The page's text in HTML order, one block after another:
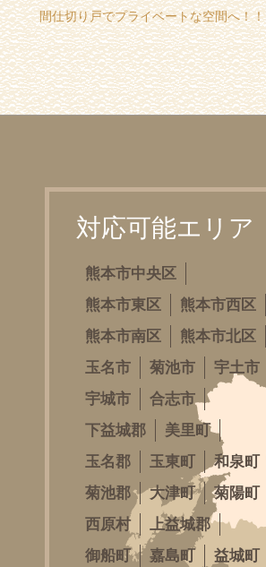
間仕切り戸でプライベートな空間へ！！
対応可能エリア
熊本市中央区
熊本市東区
熊本市西区
熊本市南区
熊本市北区
玉名市
菊池市
宇土市
宇城市
合志市
下益城郡
美里町
玉名郡
玉東町
和泉町
菊池郡
大津町
菊陽町
西原村
上益城郡
御船町
嘉島町
益城町